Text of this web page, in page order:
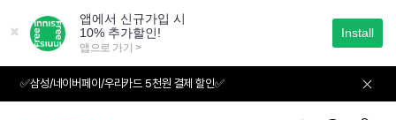
가
✅삼성/네이버페이/우리카드 5천원 결제 할인✅ 01 05